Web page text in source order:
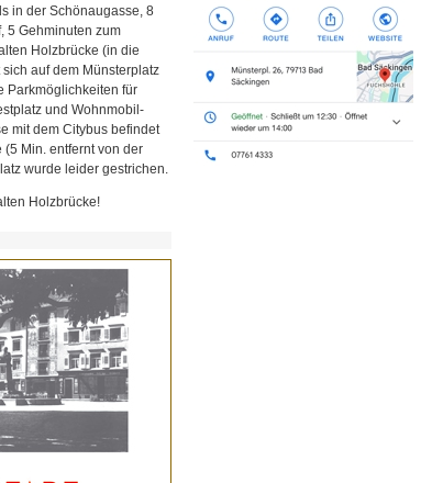
in der Schönaugasse, 8
5 Gehminuten zum
Holzbrücke (in die
auf dem Münsterplatz
Parkmöglichkeiten für
und Wohnmobil-
mit dem Citybus befindet
Min. entfernt von der
wurde leider gestrichen.
Holzbrücke!